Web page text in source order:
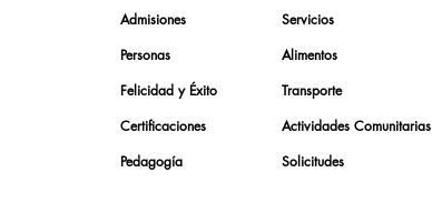
Admisiones
Personas
Felicidad y Éxito
Certificaciones
Pedagogía
Servicios
Alimentos
Transporte
Actividades Comunitarias
Solicitudes